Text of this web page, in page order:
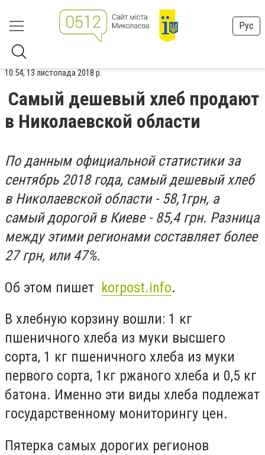
Рус
10:54, 13 листопада 2018 р.
Самый дешевый хлеб продают
в Николаевской области
По данным официальной статистики за
сентябрь 2018 года, самый дешевый хлеб
в Николаевской области - 58,1грн, а
самый дорогой в Киеве - 85,4 грн. Разница
между этими регионами составляет более
27 грн, или 47%.
Об этом пишет korpost.info.
В хлебную корзину вошли: 1 кг
пшеничного хлеба из муки высшего
сорта, 1 кг пшеничного хлеба из муки
первого сорта, 1кг ржаного хлеба и 0,5 кг
батона. Именно эти виды хлеба подлежат
государственному мониторингу цен.
Пятерка самых дорогих регионов